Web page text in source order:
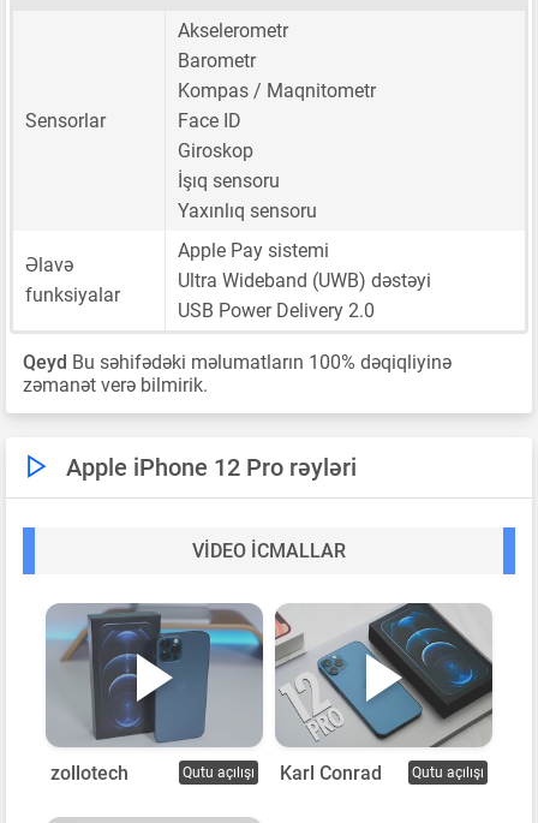
Sensorlar
Akselerometr
Barometr
Kompas / Maqnitometr
Face ID
Giroskop
İşıq sensoru
Yaxınlıq sensoru
Əlavə
funksiyalar
Apple Pay sistemi
Ultra Wideband (UWB) dəstəyi
USB Power Delivery 2.0
Qeyd Bu səhifədəki məlumatların 100% dəqiqliyinə
zəmanət verə bilmirik.
Apple iPhone 12 Pro rəyləri
VIDEO ICMALLAR
zollotech Qutu açılışı Karl Conrad Qutu açılışı